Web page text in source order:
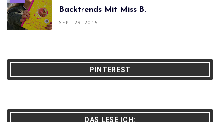
Backtrends Mit Miss B.
SEPT. 29, 2015
PINTEREST
DAS LESE ICH: